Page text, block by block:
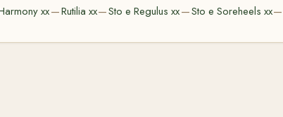
xx—Rutilia xx—Sto e Regulus xx—Sto e Soreheels xx—